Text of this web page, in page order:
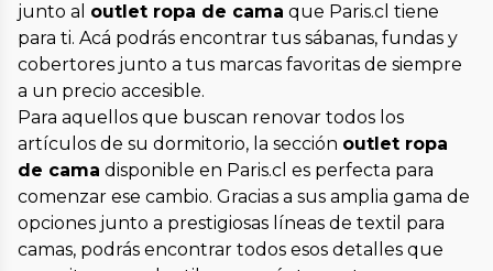
junto al outlet ropa de cama que Paris.cl tiene
para ti. Acá podrás encontrar tus sábanas, fundas y
cobertores junto a tus marcas favoritas de siempre
a un precio accesible.
Para aquellos que buscan renovar todos los
artículos de su dormitorio, la sección outlet ropa
de cama disponible en Paris.cl es perfecta para
comenzar ese cambio. Gracias a sus amplia gama de
opciones junto a prestigiosas líneas de textil para
camas, podrás encontrar todos esos detalles que